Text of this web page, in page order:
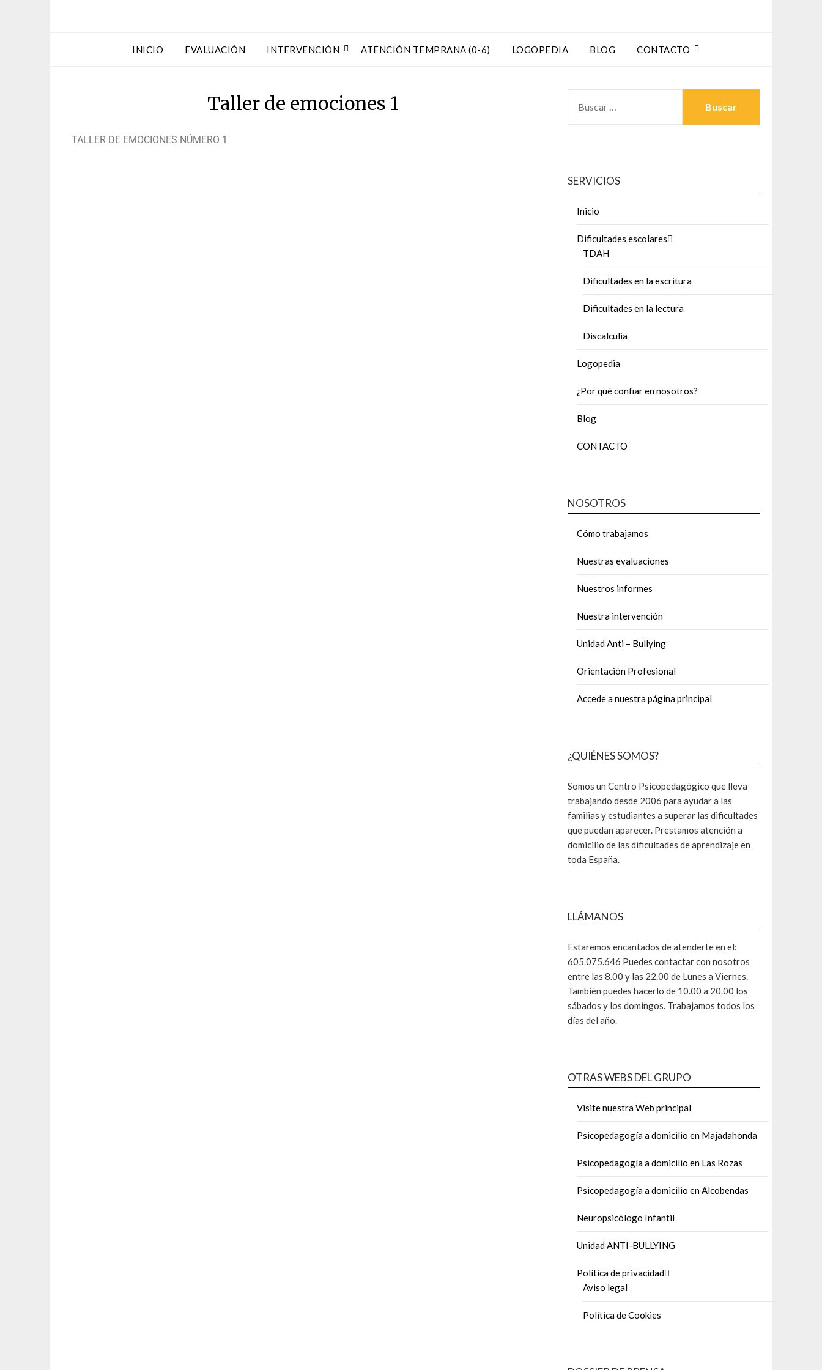
INICIO EVALUACIÓN INTERVENCIÓN ATENCIÓN TEMPRANA (0-6) LOGOPEDIA BLOG CONTACTO
Taller de emociones 1
TALLER DE EMOCIONES NÚMERO 1
SERVICIOS
Inicio
Dificultades escolares
TDAH
Dificultades en la escritura
Dificultades en la lectura
Discalculia
Logopedia
¿Por qué confiar en nosotros?
Blog
CONTACTO
NOSOTROS
Cómo trabajamos
Nuestras evaluaciones
Nuestros informes
Nuestra intervención
Unidad Anti – Bullying
Orientación Profesional
Accede a nuestra página principal
¿QUIÉNES SOMOS?
Somos un Centro Psicopedagógico que lleva
trabajando desde 2006 para ayudar a las
familias y estudiantes a superar las dificultades
que puedan aparecer. Prestamos atención a
domicilio de las dificultades de aprendizaje en
toda España.
LLÁMANOS
Estaremos encantados de atenderte en el:
605.075.646 Puedes contactar con nosotros
entre las 8.00 y las 22.00 de Lunes a Viernes.
También puedes hacerlo de 10.00 a 20.00 los
sábados y los domingos. Trabajamos todos los
días del año.
OTRAS WEBS DEL GRUPO
Visite nuestra Web principal
Psicopedagogía a domicilio en Majadahonda
Psicopedagogía a domicilio en Las Rozas
Psicopedagogía a domicilio en Alcobendas
Neuropsicólogo Infantil
Unidad ANTI-BULLYING
Política de privacidad
Aviso legal
Política de Cookies